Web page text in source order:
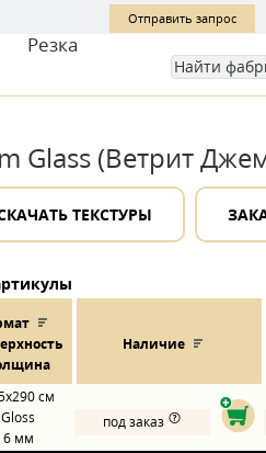
Отправить запрос
Резка
Glass (Ветрит
ТЕКСТУРЫ
ерхность
Наличие
см
Gloss
6 мм
под заказ